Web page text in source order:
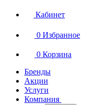
Кабинет
0 Избранное
0 Корзина
Бренды
Акции
Услуги
Компания